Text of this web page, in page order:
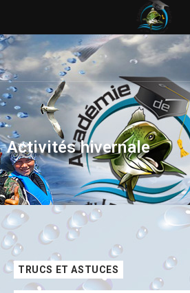
Activités hivernale
TRUCS ET ASTUCES